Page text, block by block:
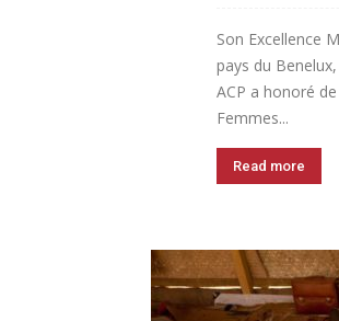
Son Excellence
pays du
ACP a honoré
Femmes...
Read more